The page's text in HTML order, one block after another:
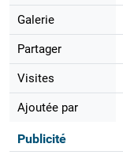
Galerie
Partager
Visites
Ajoutée par
Publicité